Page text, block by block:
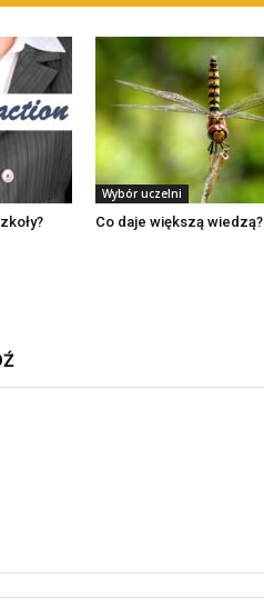
Wybór uczelni
Co daje większą wiedzą?